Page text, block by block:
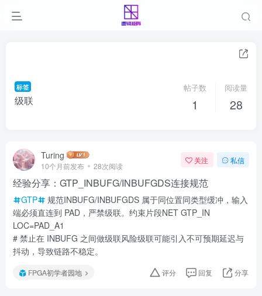
标签
级联
帖子数
1
阅读量
28
Turing
10个月前发布 28次阅读
关注 私信
经验分享：GTP_INBUFG/INBUFGDS连接规范
GTP
规范INBUFG/INBUFGDS 属于同位置同类型缓冲，输入
端必须直连到 PAD，严禁级联。约束片段NET GTP_IN
LOC=PAD_A1
# 禁止在 INBUFG 之间做级联风险级联可能引入不可预期延迟与
抖动，导致链路不稳定。
FPGA初学者园地 评分 回复 分享